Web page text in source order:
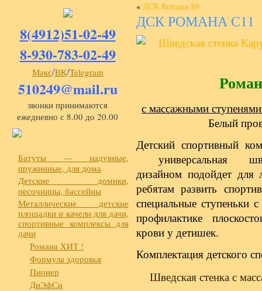
8(4912)51-02-49
8-930-783-02-49
Макс/ВК/Telegram
510249@mail.ru
звонки принимаются
ежедневно с 8.00 до 20.00
Батуты — надувные,
пружинные, для дома
Детские домики,
песочницы, бассейны
Металлические детские
площадки и качели для дачи,
спортивные комплексы для
дачи
Романа ХИТ !
Формула здоровья
Пионер
ДиЭфСи
« ДСК Romana S9
ДСК РОМАНА С11
с массажными
Белый
Детский спортивный
универсальная
дизайном подойдет
ребятам развить
специальные ступеньки
профилактике
крови у детишек.
Комплектация детского
Шведская стенка с